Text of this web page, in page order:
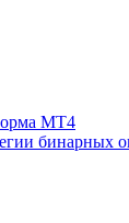
МТ4
бинарных